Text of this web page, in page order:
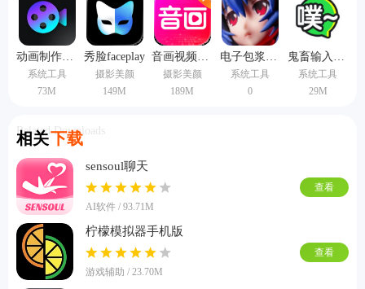
动画制作大师手机版
系统工具
73M
秀脸faceplay
摄影美颜
149M
音画视频制作
摄影美颜
189M
电子包浆生成器
系统工具
0
鬼畜输入法手机版
系统工具
29M
相关下载
Related Downloads
sensoul聊天
AI软件 / 93.71M
查看
柠檬模拟器手机版
游戏辅助 / 23.70M
查看